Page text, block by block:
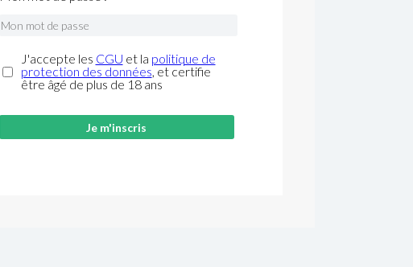
J'accepte les CGU et la politique de
protection des données, et certifie
être âgé de plus de 18 ans